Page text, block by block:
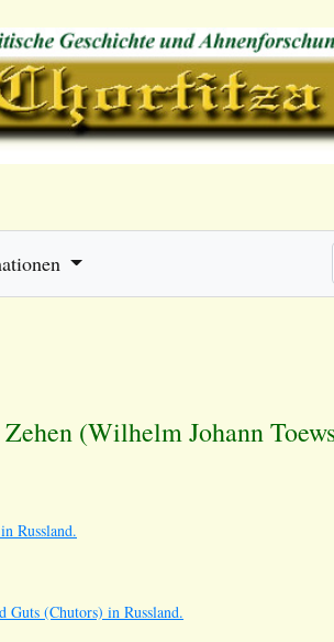
(Wilhelm Johann
Russland.
Guts (Chutors) in Russland.